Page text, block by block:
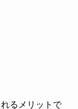
るメリットで